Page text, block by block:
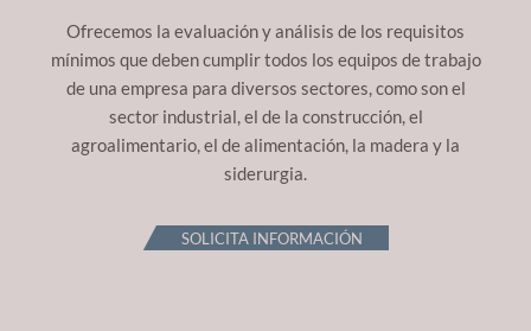
Ofrecemos la evaluación y análisis de los requisitos
mínimos que deben cumplir todos los equipos de trabajo
de una empresa para diversos sectores, como son el
sector industrial, el de la construcción, el
agroalimentario, el de alimentación, la madera y la
siderurgia.
SOLICITA INFORMACIÓN